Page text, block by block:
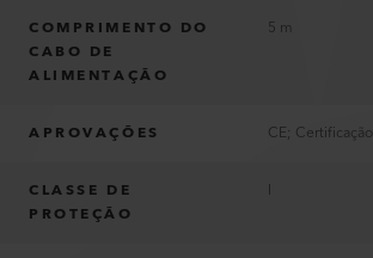
COMPRIMENTO DO
CABO DE
ALIMENTAÇÃO
5 m
APROVAÇÕES CE;
CLASSE DE
PROTEÇÃO
I